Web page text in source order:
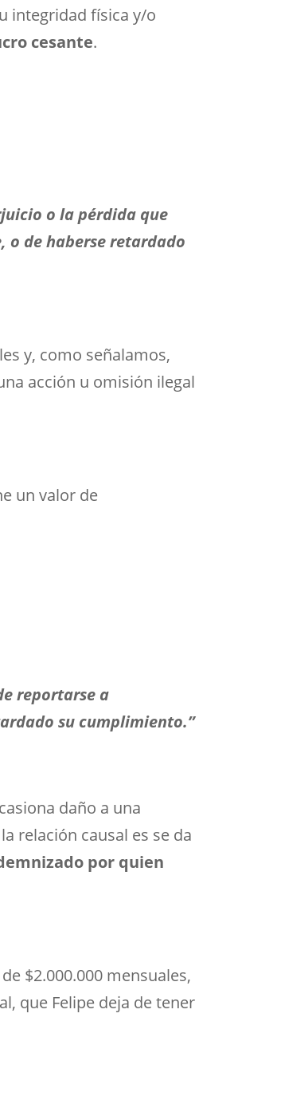
integridad física y/o
cesante.
o la pérdida que
o de haberse retardado
y, como señalamos,
acción u omisión ilegal
un valor de
reportarse a
su cumplimiento.”
daño a una
relación causal es se da
por quien
$2.000.000 mensuales,
que Felipe deja de tener